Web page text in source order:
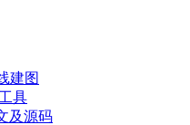
建图
具
及源码